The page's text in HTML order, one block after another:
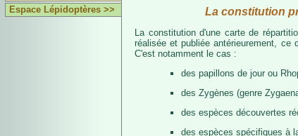
Espace Lépidoptères >>
La constitution
La constitution d'une carte de
réalisée et publiée antérieurement, ce
C'est notamment le cas :
des papillons de jour ou
des Zygènes (genre
des espèces découvertes
des espèces spécifiques à